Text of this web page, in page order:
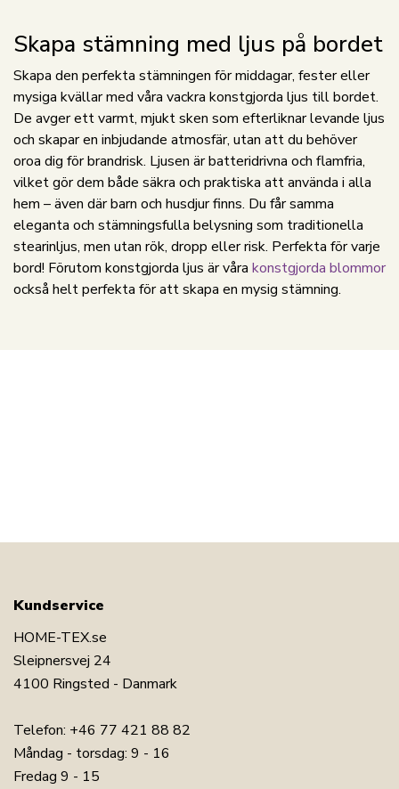
Skapa stämning med ljus på bordet
Skapa den perfekta stämningen för middagar, fester eller
mysiga kvällar med våra vackra konstgjorda ljus till bordet.
De avger ett varmt, mjukt sken som efterliknar levande ljus
och skapar en inbjudande atmosfär, utan att du behöver
oroa dig för brandrisk. Ljusen är batteridrivna och flamfria,
vilket gör dem både säkra och praktiska att använda i alla
hem – även där barn och husdjur finns. Du får samma
eleganta och stämningsfulla belysning som traditionella
stearinljus, men utan rök, dropp eller risk. Perfekta för varje
bord! Förutom konstgjorda ljus är våra konstgjorda blommor
också helt perfekta för att skapa en mysig stämning.
Kundservice
HOME-TEX.se
Sleipnersvej 24
4100 Ringsted - Danmark
Telefon: +46 77 421 88 82
Måndag - torsdag: 9 - 16
Fredag 9 - 15